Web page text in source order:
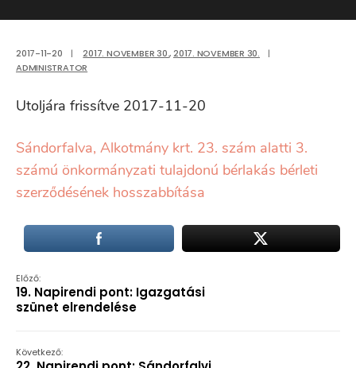
2017-11-20 | 2017. NOVEMBER 30.,2017. NOVEMBER 30.
|
ADMINISTRATOR
Utoljára frissítve 2017-11-20
Sándorfalva, Alkotmány krt. 23. szám alatti 3.
számú önkormányzati tulajdonú bérlakás bérleti
szerződésének hosszabbítása
Előző:
19. Napirendi pont: Igazgatási
szünet elrendelése
Következő: